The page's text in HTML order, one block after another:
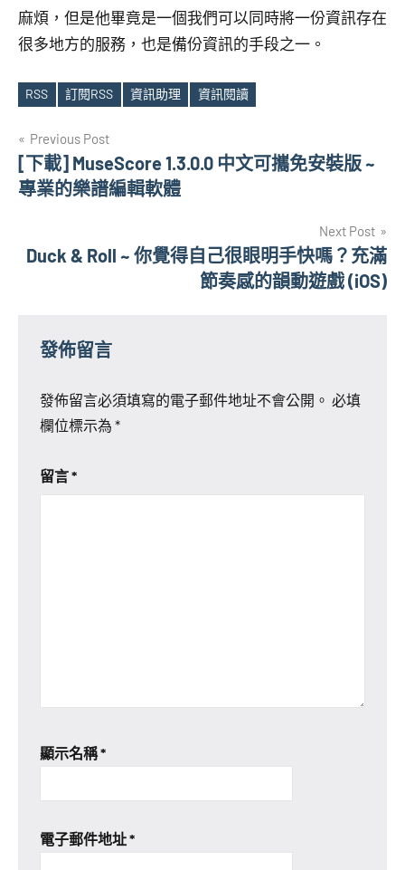
麻煩，但是他畢竟是一個我們可以同時將一份資訊存在
很多地方的服務，也是備份資訊的手段之一。
Tags
RSS 訂閱RSS 資訊助理 資訊閱讀
文
章
覽
Previous Post
[下載] MuseScore 1.3.0.0 中文可攜免安裝版 ~
專業的樂譜編輯軟體
Next Post
Duck & Roll ~ 你覺得自己很眼明手快嗎？充滿
節奏感的韻動遊戲 (iOS)
發佈留言
發佈留言必須填寫的電子郵件地址不會公開。 必填
欄位標示為 *
留言*
顯示名稱*
電子郵件地址*